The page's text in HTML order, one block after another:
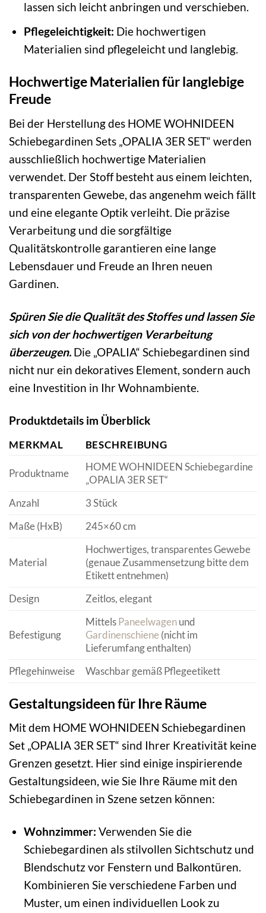
lassen sich leicht anbringen und verschieben.
Pflegeleichtigkeit: Die hochwertigen
Materialien sind pflegeleicht und langlebig.
Hochwertige Materialien für langlebige
Freude
Bei der Herstellung des HOME WOHNIDEEN
Schiebegardinen Sets „OPALIA 3ER SET“ werden
ausschließlich hochwertige Materialien
verwendet. Der Stoff besteht aus einem leichten,
transparenten Gewebe, das angenehm weich fällt
und eine elegante Optik verleiht. Die präzise
Verarbeitung und die sorgfältige
Qualitätskontrolle garantieren eine lange
Lebensdauer und Freude an Ihren neuen
Gardinen.
Spüren Sie die Qualität des Stoffes und lassen Sie
sich von der hochwertigen Verarbeitung
überzeugen. Die „OPALIA“ Schiebegardinen sind
nicht nur ein dekoratives Element, sondern auch
eine Investition in Ihr Wohnambiente.
Produktdetails im Überblick
MERKMAL BESCHREIBUNG
Produktname
HOME WOHNIDEEN Schiebegardine
„OPALIA 3ER SET“
Anzahl
3 Stück
Maße (HxB)
245×60 cm
Material
Hochwertiges, transparentes Gewebe
(genaue Zusammensetzung bitte dem
Etikett entnehmen)
Design
Zeitlos, elegant
Befestigung
MittelsPaneelwagenund
Gardinenschiene (nicht im
Lieferumfang enthalten)
Pflegehinweise
Waschbar gemäß Pflegeetikett
Gestaltungsideen für Ihre Räume
Mit dem HOME WOHNIDEEN Schiebegardinen
Set „OPALIA 3ER SET“ sind Ihrer Kreativität keine
Grenzen gesetzt. Hier sind einige inspirierende
Gestaltungsideen, wie Sie Ihre Räume mit den
Schiebegardinen in Szene setzen können:
Wohnzimmer: Verwenden Sie die
Schiebegardinen als stilvollen Sichtschutz und
Blendschutz vor Fenstern und Balkontüren.
Kombinieren Sie verschiedene Farben und
Muster, um einen individuellen Look zu